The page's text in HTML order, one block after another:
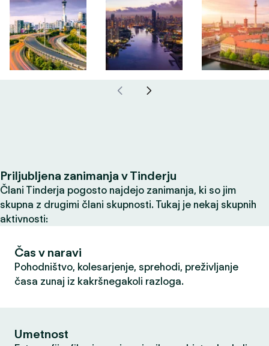
Priljubljena zanimanja v Tinderju
Člani Tinderja pogosto najdejo zanimanja, ki so jim
skupna z drugimi člani skupnosti. Tukaj je nekaj skupnih
aktivnosti:
Čas v naravi
Pohodništvo, kolesarjenje, sprehodi, preživljanje
časa zunaj iz kakršnegakoli razloga.
Umetnost